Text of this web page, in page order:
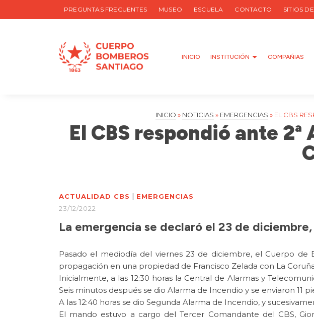
PREGUNTAS FRECUENTES MUSEO ESCUELA CONTACTO SITIOS
INICIO INSTITUCIÓN COMPAÑIAS
INICIO » NOTICIAS » EMERGENCIAS » EL CBS
El CBS respondió ante
ACTUALIDAD CBS | EMERGENCIAS
23/12/2022
La emergencia se declaró el 23 de
Pasado el mediodía del viernes 23 de diciembre, el Cuerpo
propagación en una propiedad de Francisco Zelada con La
Inicialmente, a las 12:30 horas la Central de Alarmas y
Seis minutos después se dio Alarma de Incendio y se enviaron 11
A las 12:40 horas se dio Segunda Alarma de Incendio, y
El mando estuvo a cargo del Tercer Comandante del CBS,